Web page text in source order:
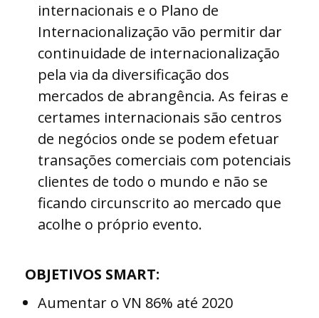
internacionais e o Plano de
Internacionalização vão permitir dar
continuidade de internacionalização
pela via da diversificação dos
mercados de abrangência. As feiras e
certames internacionais são centros
de negócios onde se podem efetuar
transações comerciais com potenciais
clientes de todo o mundo e não se
ficando circunscrito ao mercado que
acolhe o próprio evento.
OBJETIVOS SMART:
Aumentar o VN 86% até 2020